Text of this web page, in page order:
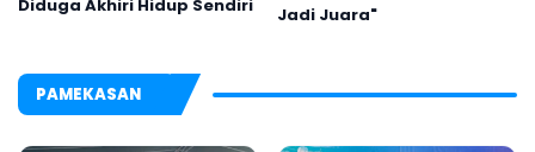
Diduga Akhiri Hidup Sendiri
Jadi Juara"
PAMEKASAN